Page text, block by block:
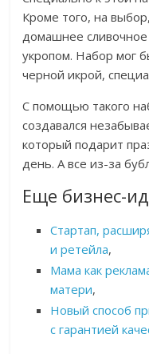
Кроме того, на
домашнее
укропом. Набор мог
черной икрой,
С помощью такого
создавался
который подарит
день. А все из-за
Еще бизнес-
Стартап,
и ретейла,
Мама как
матери,
Новый способ
с гарантией